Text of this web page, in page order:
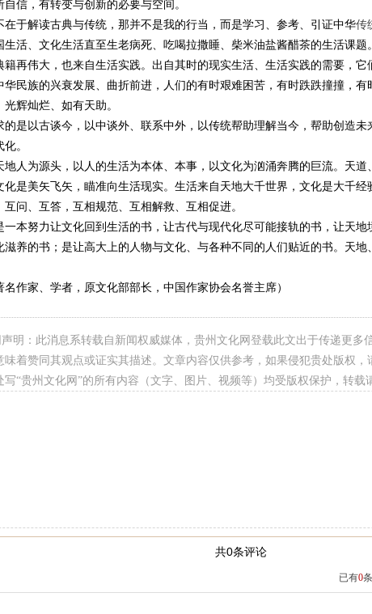
信，有转变与创新的必要与空间。
在于解读古典与传统，那并不是我的行当，而是学习、参考、引证中华传
活、文化生活直至生老病死、吃喝拉撒睡、柴米油盐酱醋茶的生活课题。
籍再伟大，也来自生活实践。出自其时的现实生活、生活实践的需要，
华民族的兴衰发展、曲折前进，人们的有时艰难困苦，有时跌跌撞撞，
辉灿烂、如有天助。
的是以古谈今，以中谈外、联系中外，以传统帮助理解当今，帮助创造未
。
地人为源头，以人的生活为本体、本事，以文化为汹涌奔腾的巨流。天道
化是美矢飞矢，瞄准向生活现实。生活来自天地大千世界，文化是大千
问、互答，互相规范、互相解救、互相促进。
一本努力让文化回到生活的书，让古代与现代化尽可能接轨的书，让天
养的书；是让高大上的人物与文化、与各种不同的人们贴近的书。天地
名作家、学者，原文化部部长，中国作家协会名誉主席）
明：此消息系转载自新闻权威媒体，贵州文化网登载此文出于传递更多
味着赞同其观点或证实其描述。文章内容仅供参考，如果侵犯贵处版权
“贵州文化网”的所有内容（文字、图片、视频等）均受版权保护，转载
共0条评论
已有0